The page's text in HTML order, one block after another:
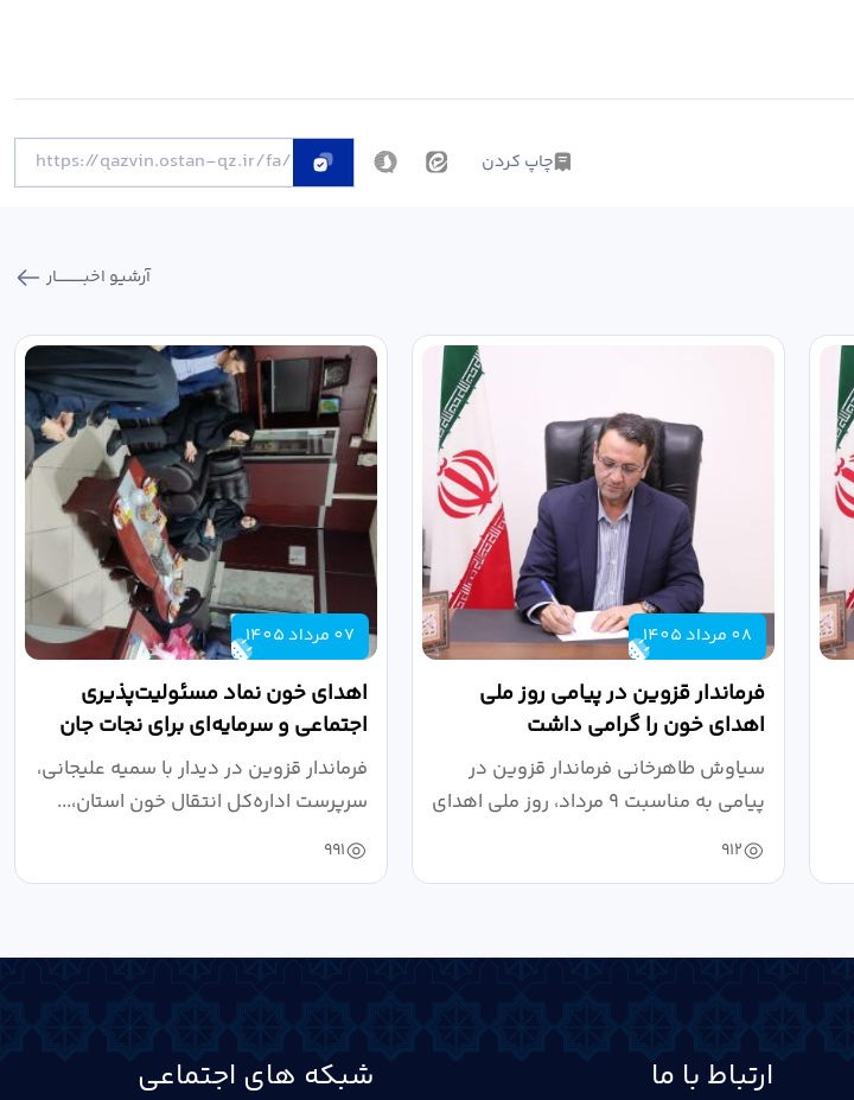
چاپ کردن
آرشیو اخبـــــــــــار
08 مرداد 1405
فرماندار قزوین در پیامی روز ملی
اهدای خون را گرامی داشت
سیاوش طاهرخانی فرماندار قزوین در
پیامی به مناسبت ۹ مرداد، روز ملی اهدای
خون،...
912
07 مرداد 1405
اهدای خون نماد مسئولیت‌پذیری
اجتماعی و سرمایه‌ای برای نجات جان
انسان‌ها است
فرماندار قزوین در دیدار با سمیه علیجانی،
سرپرست اداره‌کل انتقال خون استان،...
991
ارتباط با ما شبکه های اجتماعی